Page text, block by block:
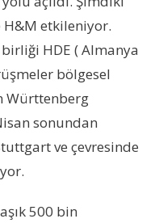
H&M etkileniyor.
HDE ( Almanya
bölgesel
Württenberg
sonundan
ve çevresinde
500 bin